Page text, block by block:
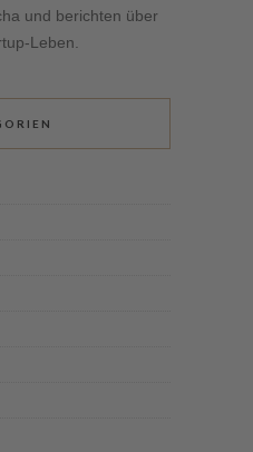
und berichten über
Leben.